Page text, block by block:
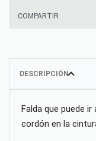
COMPARTIR
DESCRIPCIÓN
Falda que puede
cordón en la